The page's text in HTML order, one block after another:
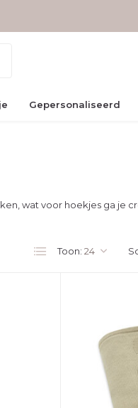
Gepersonaliseerd
wat voor hoekjes ga je
Toon: